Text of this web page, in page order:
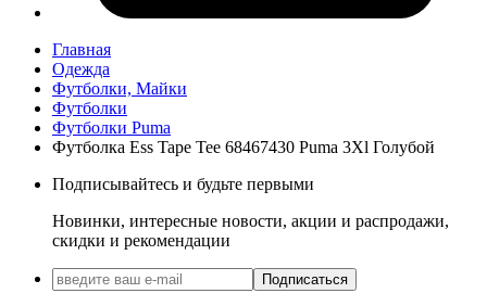
Главная
Одежда
Футболки, Майки
Футболки
Футболки Puma
Футболка Ess Tape Tee 68467430 Puma 3Xl Голубой
Подписывайтесь и будьте первыми
Новинки, интересные новости, акции и распродажи,
скидки и рекомендации
Подписаться